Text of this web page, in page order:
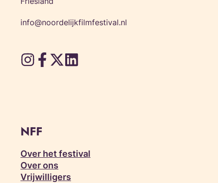
info@noordelijkfilmfestival.nl
NFF
Over het festival
Over ons
Vrijwilligers